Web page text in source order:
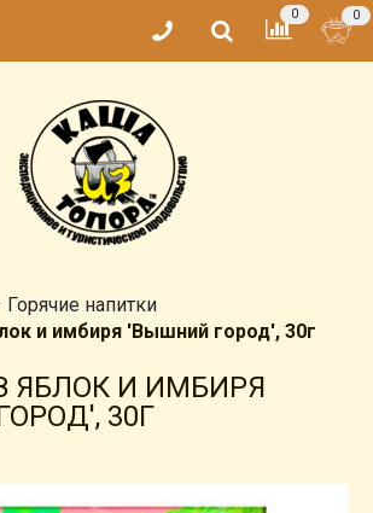
0 0
Горячие напитки
и имбиря 'Вышний город', 30г
ЯБЛОК И ИМБИРЯ
30Г